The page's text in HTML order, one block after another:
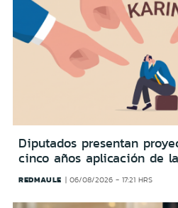
Diputados presentan
cinco años aplicación de
REDMAULE 06/08/2026 - 17:21 HRS